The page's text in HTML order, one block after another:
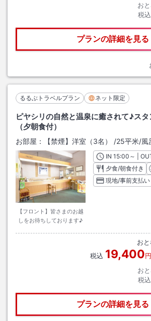
お
税込
プランの詳細を見る
るるぶトラベルプラン ネット限定
ピヤシリの自然と温泉に癒されて♪ス
（夕朝食付）
お部屋： 【禁煙】洋室（3名） /25平米/風
【フロント】皆さまのお越
しをお待ちしております♪
INチェックイン
15:00 ～ |
夕食/朝食付き
現地/事前支払い
お
税込 19,400円
お
税込
プランの詳細を見る